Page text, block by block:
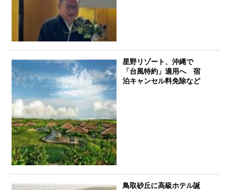
星野リゾート、沖縄で
「台風特約」適用へ 宿
泊キャンセル料免除など
鳥取砂丘に高級ホテル誕